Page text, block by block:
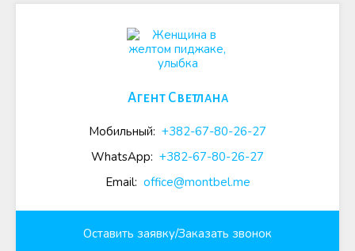
Агент Светлана
Мобильный: +382-67-80-26-27
WhatsApp: +382-67-80-26-27
Email: office@montbel.me
Оставить заявку/Заказать звонок